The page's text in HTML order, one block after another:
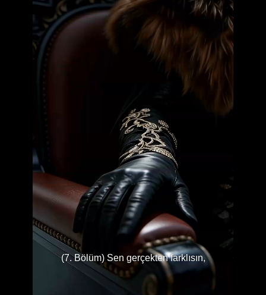
(7. Bölüm) Sen gerçekten farklısın,